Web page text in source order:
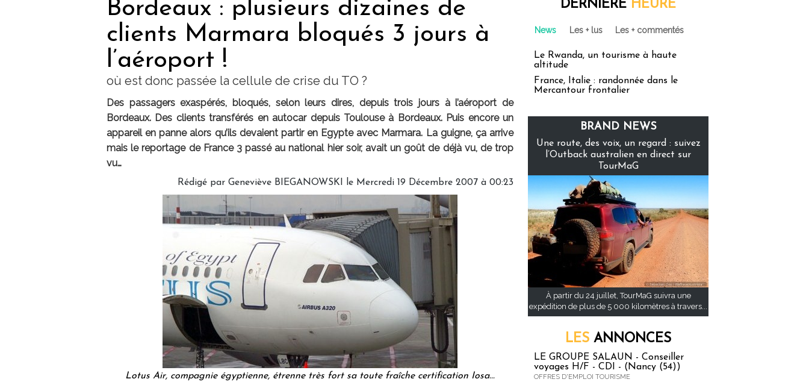
Bordeaux : plusieurs dizaines de
clients Marmara bloqués 3 jours à
l’aéroport !
où est donc passée la cellule de crise du TO ?
Des passagers exaspérés, bloqués, selon leurs dires, depuis trois jours à l’aéroport de
Bordeaux. Des clients transférés en autocar depuis Toulouse à Bordeaux. Puis encore un
appareil en panne alors qu’ils devaient partir en Egypte avec Marmara. La guigne, ça arrive
mais le reportage de France 3 passé au national hier soir, avait un goût de déjà vu, de trop
vu…
Rédigé par Geneviève BIEGANOWSKI le Mercredi 19 Décembre 2007 à 00:23
Lotus Air, compagnie égyptienne, étrenne très fort sa toute fraîche certification Iosa...
DERNIÈRE HEURE
News Les + lus Les + commentés
Le Rwanda, un tourisme à haute
altitude
France, Italie : randonnée dans le
Mercantour frontalier
BRAND NEWS
Une route, des voix, un regard : suivez
l’Outback australien en direct sur
TourMaG
À partir du 24 juillet, TourMaG suivra une
expédition de plus de 5 000 kilomètres à travers...
LES ANNONCES
LE GROUPE SALAUN - Conseiller
voyages H/F - CDI - (Nancy (54))
OFFRES D'EMPLOI TOURISME